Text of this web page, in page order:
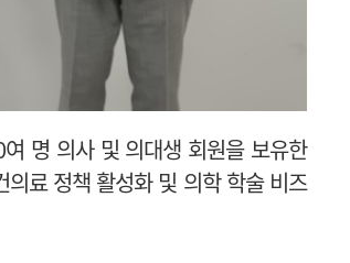
명 의사 및 의대생 회원을 보유한
료 정책 활성화 및 의학 학술 비즈